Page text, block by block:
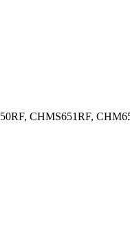
CHMS651RF,